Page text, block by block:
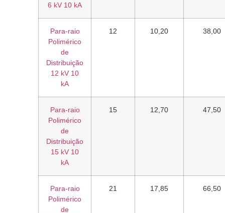
6 kV 10 kA
Para-raio
Polimérico
de
Distribuição
12 kV 10
kA
12 10,20 38,00
Para-raio
Polimérico
de
Distribuição
15 kV 10
kA
15 12,70 47,50
Para-raio
Polimérico
de
21 17,85 66,50